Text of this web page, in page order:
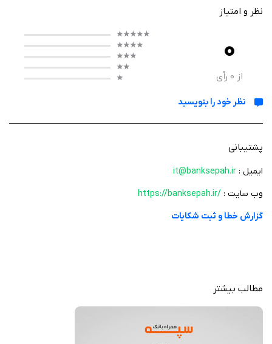
نظر و امتیاز
0
از 0 رأی
نظر خود را بنویسید
پشتیبانی
ایمیل : it@banksepah.ir
وب سایت : https://banksepah.ir/
گزارش خطا و ثبت شکایات
مطالب بیشتر